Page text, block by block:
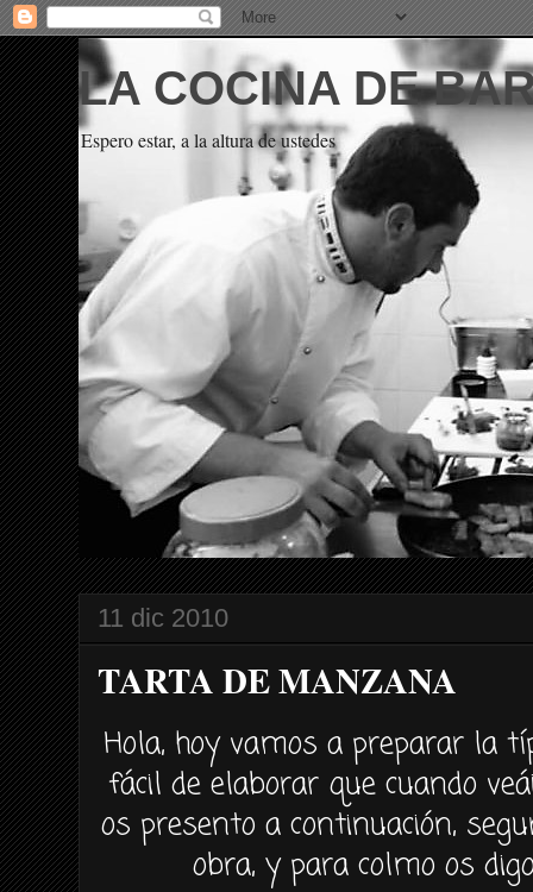
LA COCINA DE
Espero estar, a la altura de ustedes
11 dic 2010
TARTA DE MANZANA
Hola, hoy vamos a preparar la
fácil de elaborar que cuando
os presento a continuación,
obra, y para colmo os